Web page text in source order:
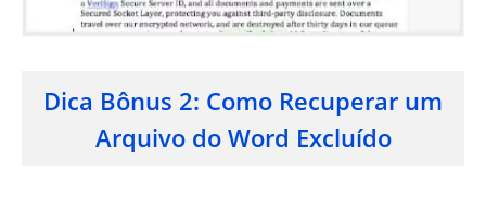
Dica Bônus 2: Como Recuperar um
Arquivo do Word Excluído